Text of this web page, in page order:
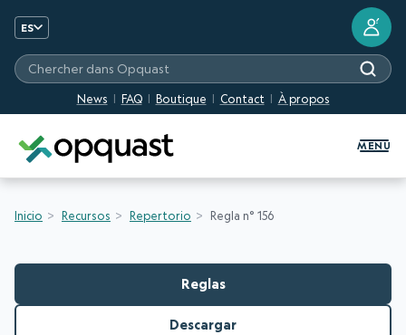
ES
News FAQ Boutique Contact À propos
Chercher dans Opquast
?
MENU
Inicio Recursos Repertorio Regla n° 156
Reglas
Descargar